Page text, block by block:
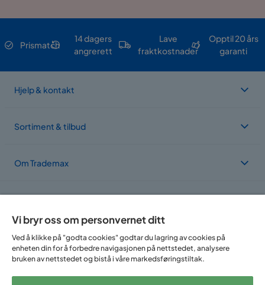
Prismatch
14 dagers
angrerett
Lave
fraktkostnader
Opptil 20 års
garanti
Hjelp & kontakt
Sortiment & tilbud
Om Trademax
Vi bryr oss om personvernet ditt
Ved å klikke på "godta cookies" godtar du lagring av cookies på
enheten din for å forbedre navigasjonen på nettstedet, analysere
bruken av nettstedet og bistå i våre markedsføringstiltak.